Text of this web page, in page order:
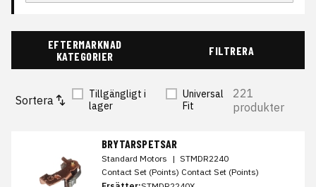
EFTERMARKNAD
KATEGORIER
FILTRERA
Sortera
Tillgängligt i
lager
Universal
Fit
221
produkter
BRYTARSPETSAR
Standard Motors | STMDR2240
Contact Set (Points) Contact Set (Points)